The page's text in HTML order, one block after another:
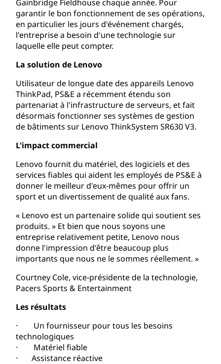
Gainbridge Fieldhouse chaque année. Pour
garantir le bon fonctionnement de ses opérations,
en particulier les jours d'événement chargés,
l'entreprise a besoin d'une technologie sur
laquelle elle peut compter.
La solution de Lenovo
Utilisateur de longue date des appareils Lenovo
ThinkPad, PS&E a récemment étendu son
partenariat à l'infrastructure de serveurs, et fait
désormais fonctionner ses systèmes de gestion
de bâtiments sur Lenovo ThinkSystem SR630 V3.
L'impact commercial
Lenovo fournit du matériel, des logiciels et des
services fiables qui aident les employés de PS&E à
donner le meilleur d'eux-mêmes pour offrir un
sport et un divertissement de qualité aux fans.
« Lenovo est un partenaire solide qui soutient ses
produits. » Et bien que nous soyons une
entreprise relativement petite, Lenovo nous
donne l'impression d'être beaucoup plus
importants que nous ne le sommes réellement. »
Courtney Cole, vice-présidente de la technologie,
Pacers Sports & Entertainment
Les résultats
· Un fournisseur pour tous les besoins
technologiques
· Matériel fiable
· Assistance réactive